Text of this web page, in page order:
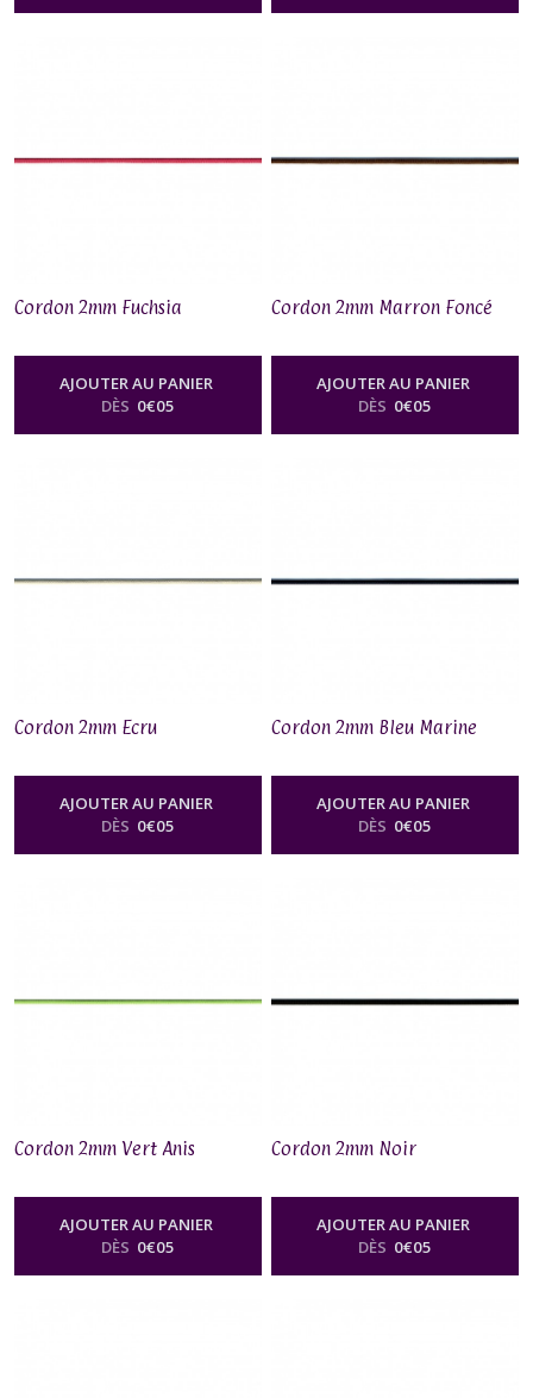
Cordon 2mm Fuchsia
AJOUTER AU PANIER
DÈS 0€05
Cordon 2mm Marron Foncé
AJOUTER AU PANIER
DÈS 0€05
Cordon 2mm Ecru
AJOUTER AU PANIER
DÈS 0€05
Cordon 2mm Bleu Marine
AJOUTER AU PANIER
DÈS 0€05
Cordon 2mm Vert Anis
AJOUTER AU PANIER
DÈS 0€05
Cordon 2mm Noir
AJOUTER AU PANIER
DÈS 0€05